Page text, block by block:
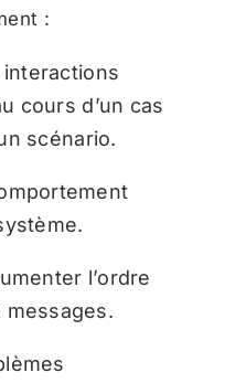
:
cours d’un cas
scénario.
l’ordre
messages.